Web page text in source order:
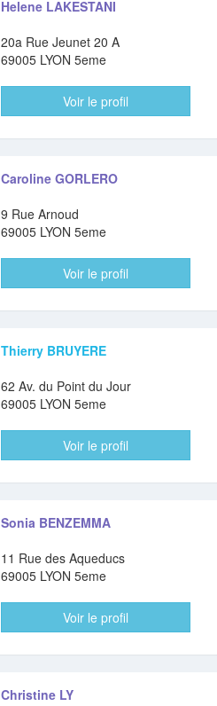
Helene LAKESTANI
20a Rue Jeunet 20 A
69005 LYON 5eme
Voir le profil
Caroline GORLERO
9 Rue Arnoud
69005 LYON 5eme
Voir le profil
Thierry BRUYERE
62 Av. du Point du Jour
69005 LYON 5eme
Voir le profil
Sonia BENZEMMA
11 Rue des Aqueducs
69005 LYON 5eme
Voir le profil
Christine LY